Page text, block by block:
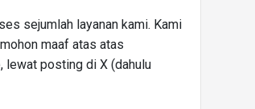
sejumlah layanan kami. Kami
maaf atas atas
lewat posting di X (dahulu